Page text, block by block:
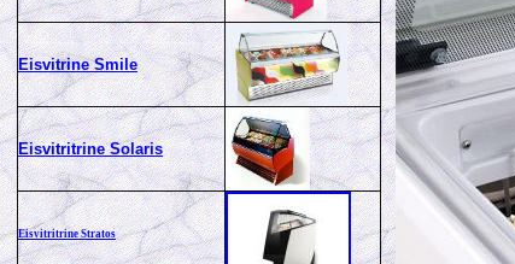
Eisvitrine Smile
Eisvitritrine Solaris
Eisvitritrine Stratos